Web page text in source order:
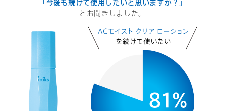
「今後も続けて使用したいと思いますか？」
とお聞きしました。